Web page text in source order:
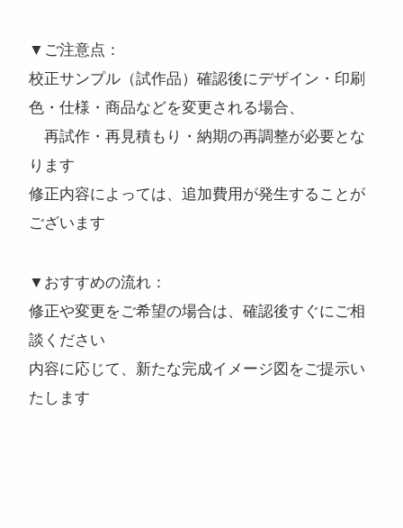
注目のキーワード
コンサートグッズ ペンライトフォンタブアクリルグッズ
アクキー
ペットボトルホルダー 万年カレンダー
▼ご注意点：
校正サンプル（試作品）確認後にデザイン・印刷
色・仕様・商品などを変更される場合、
再試作・再見積もり・納期の再調整が必要とな
ります
修正内容によっては、追加費用が発生することが
ございます
▼おすすめの流れ：
修正や変更をご希望の場合は、確認後すぐにご相
談ください
内容に応じて、新たな完成イメージ図をご提示い
たします